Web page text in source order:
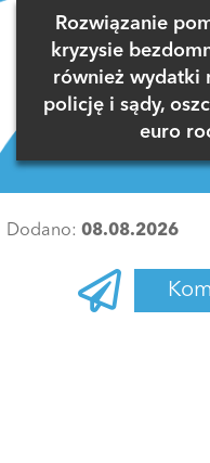
Rozwiązanie
kryzysie
również wydatki
policję i sądy,
euro
Dodano: 08.08.2026